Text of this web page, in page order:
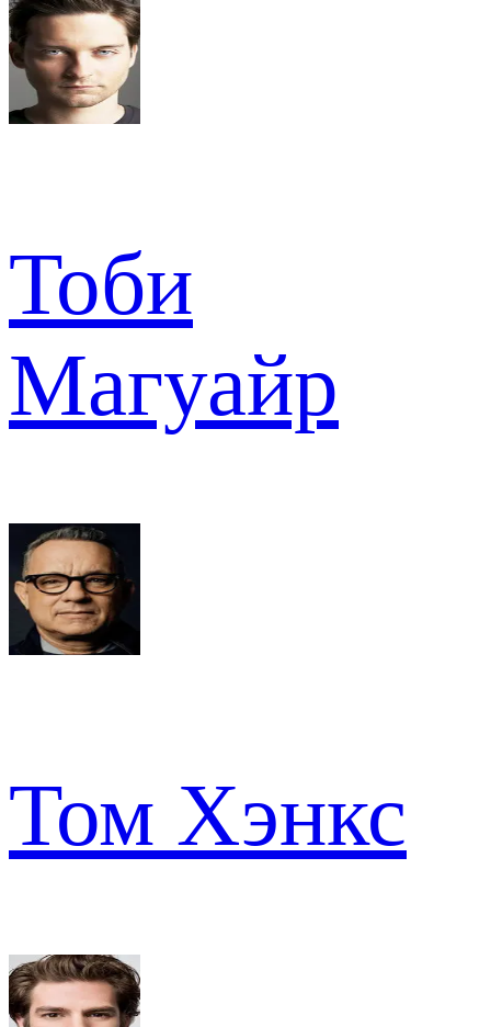
Тоби
Магуайр
Том Хэнкс